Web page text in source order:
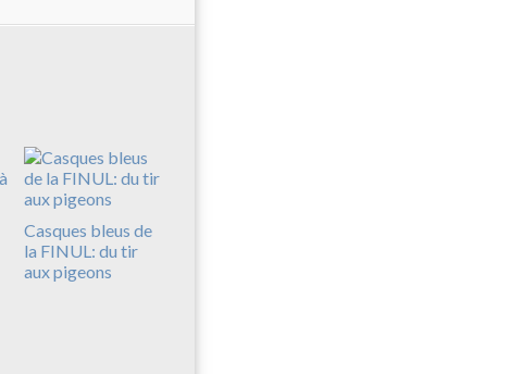
Casques bleus de
la FINUL: du tir
aux pigeons